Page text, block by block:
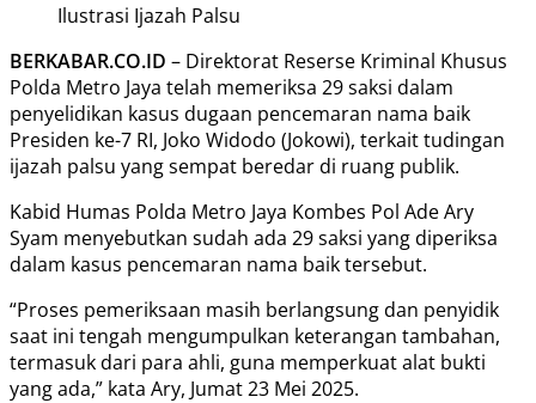
Ilustrasi Ijazah Palsu
BERKABAR.CO.ID – Direktorat Reserse Kriminal Khusus
Polda Metro Jaya telah memeriksa 29 saksi dalam
penyelidikan kasus dugaan pencemaran nama baik
Presiden ke-7 RI, Joko Widodo (Jokowi), terkait tudingan
ijazah palsu yang sempat beredar di ruang publik.
Kabid Humas Polda Metro Jaya Kombes Pol Ade Ary
Syam menyebutkan sudah ada 29 saksi yang diperiksa
dalam kasus pencemaran nama baik tersebut.
“Proses pemeriksaan masih berlangsung dan penyidik
saat ini tengah mengumpulkan keterangan tambahan,
termasuk dari para ahli, guna memperkuat alat bukti
yang ada,” kata Ary, Jumat 23 Mei 2025.